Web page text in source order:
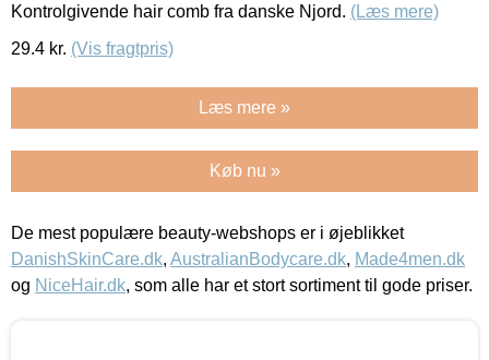
Kontrolgivende hair comb fra danske Njord. (Læs mere)
29.4 kr. (Vis fragtpris)
Læs mere »
Køb nu »
De mest populære beauty-webshops er i øjeblikket
DanishSkinCare.dk, AustralianBodycare.dk, Made4men.dk
og NiceHair.dk, som alle har et stort sortiment til gode priser.